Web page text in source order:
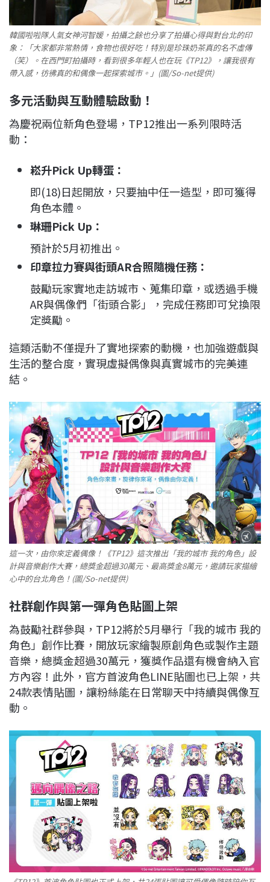
韓國啦啦隊人氣女神河智媛，拍攝之餘也分享了拍攝心得與對台北的印
象：「大家都非常熱情，食物也很好吃！特別是珍珠奶茶真的名不虛傳
（笑）。在西門町拍攝時，看到很多年輕人也在玩《TP12》，讓我很有
帶入感，彷彿真的和偶像一起探索城市。」(圖/So-net提供)
多元活動與互動體驗啟動！
為慶祝兩位新角色登場，TP12推出一系列限時活
動：
崧升Pick Up轉蛋 ：
即(18)日起開放，只要抽中任一造型，即可獲得
角色本體。
琳珊Pick Up ：
預計於5月初推出。
印章拉力賽與街頭AR合照隨機任務 ：
鼓勵玩家實地走訪城市、蒐集印章，或透過手機
AR與偶像們「街頭合影」，完成任務即可兌換限
定獎勵。
這類活動不僅提升了實地探索的動機，也加強遊戲與
生活的整合度，實現虛擬偶像與真實城市的完美連
結。
這一次，由你來定義偶像！《TP12》這次推出「我的城市 我的角色」設
計與音樂創作大賽，總獎金超過30萬元、最高獎金8萬元，邀請玩家描繪
心中的台北角色！(圖/So-net提供)
社群創作與第一彈角色貼圖上架
為鼓勵社群參與，TP12將於5月舉行「我的城市 我的
角色」創作比賽，開放玩家繪製原創角色或製作主題
音樂，總獎金超過30萬元，獲獎作品還有機會納入官
方內容！此外，官方首波角色LINE貼圖也已上架，共
24款表情貼圖，讓粉絲能在日常聊天中持續與偶像互
動。